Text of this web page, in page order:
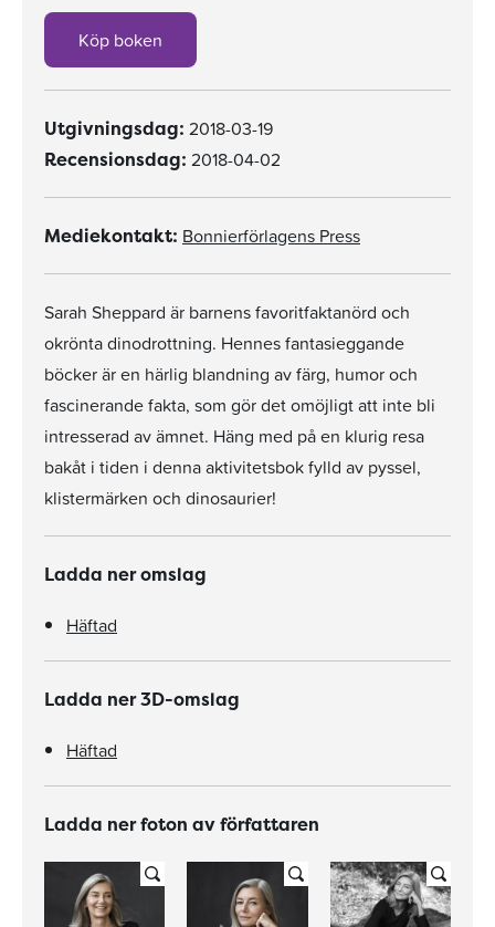
Köp boken
Utgivningsdag: 2018-03-19
Recensionsdag: 2018-04-02
Mediekontakt: Bonnierförlagens Press
Sarah Sheppard är barnens favoritfaktanörd och
okrönta dinodrottning. Hennes fantasieggande
böcker är en härlig blandning av färg, humor och
fascinerande fakta, som gör det omöjligt att inte bli
intresserad av ämnet. Häng med på en klurig resa
bakåt i tiden i denna aktivitetsbok fylld av pyssel,
klistermärken och dinosaurier!
Ladda ner omslag
Häftad
Ladda ner 3D-omslag
Häftad
Ladda ner foton av författaren